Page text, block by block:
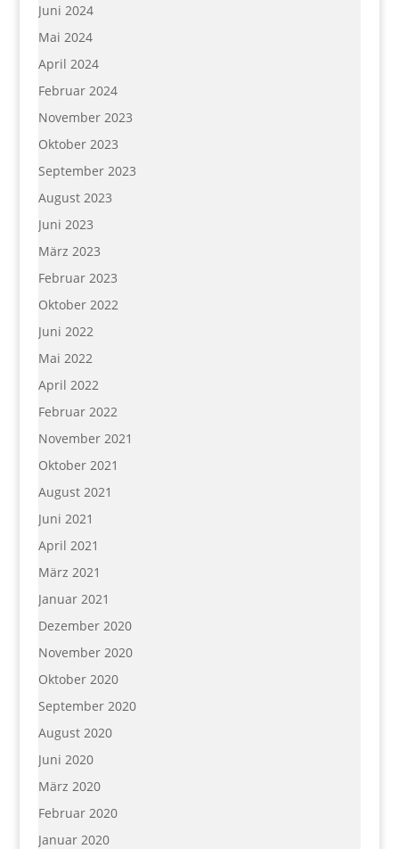
Juni 2024
Mai 2024
April 2024
Februar 2024
November 2023
Oktober 2023
September 2023
August 2023
Juni 2023
März 2023
Februar 2023
Oktober 2022
Juni 2022
Mai 2022
April 2022
Februar 2022
November 2021
Oktober 2021
August 2021
Juni 2021
April 2021
März 2021
Januar 2021
Dezember 2020
November 2020
Oktober 2020
September 2020
August 2020
Juni 2020
März 2020
Februar 2020
Januar 2020